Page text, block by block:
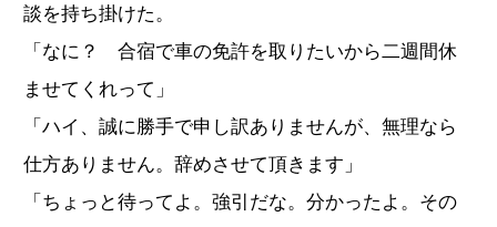
談を持ち掛けた。
「なに？ 合宿で車の免許を取りたいから二週間休
ませてくれって」
「ハイ、誠に勝手で申し訳ありませんが、無理なら
仕方ありません。辞めさせて頂きます」
「ちょっと待ってよ。強引だな。分かったよ。その